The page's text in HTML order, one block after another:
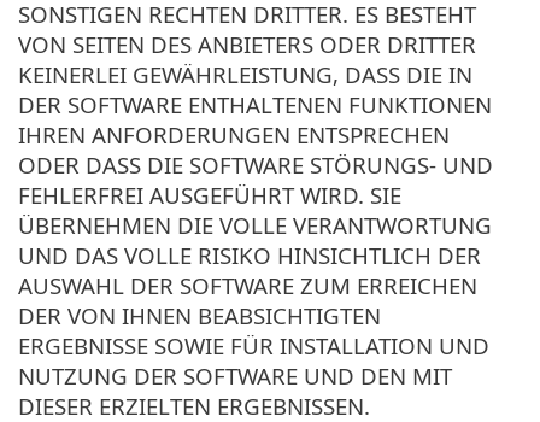
SONSTIGEN RECHTEN DRITTER. ES BESTEHT
VON SEITEN DES ANBIETERS ODER DRITTER
KEINERLEI GEWÄHRLEISTUNG, DASS DIE IN
DER SOFTWARE ENTHALTENEN FUNKTIONEN
IHREN ANFORDERUNGEN ENTSPRECHEN
ODER DASS DIE SOFTWARE STÖRUNGS- UND
FEHLERFREI AUSGEFÜHRT WIRD. SIE
ÜBERNEHMEN DIE VOLLE VERANTWORTUNG
UND DAS VOLLE RISIKO HINSICHTLICH DER
AUSWAHL DER SOFTWARE ZUM ERREICHEN
DER VON IHNEN BEABSICHTIGTEN
ERGEBNISSE SOWIE FÜR INSTALLATION UND
NUTZUNG DER SOFTWARE UND DEN MIT
DIESER ERZIELTEN ERGEBNISSEN.